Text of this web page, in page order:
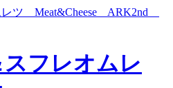
フレオムレ